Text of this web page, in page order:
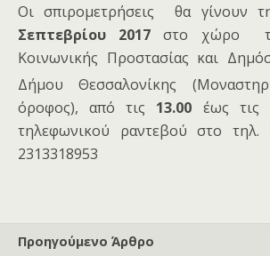
Οι σπιρομετρήσεις θα γίνουν
Σεπτεβρίου 2017 στο χώρο
Κοινωνικής Προστασίας και
Δήμου Θεσσαλονίκης
όροφος), από τις 13.00 έως τις
τηλεφωνικού ραντεβού στο τηλ.
2313318953
Προηγούμενο Άρθρο